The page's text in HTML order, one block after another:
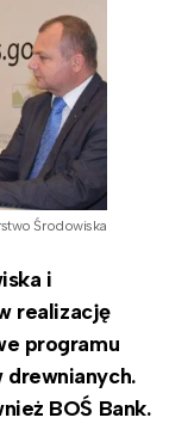
Środowiska
i
realizację
programu
drewnianych.
BOŚ Bank.